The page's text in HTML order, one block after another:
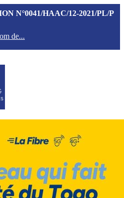
N°0041/HAAC/12-2021/PL/P
de...